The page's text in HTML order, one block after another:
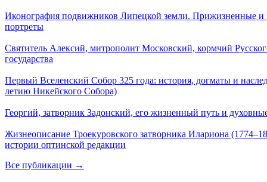
Иконография подвижников Липецкой земли. Прижизненные и
портреты
Святитель Алексий, митрополит Московский, кормчий
государства
Первый Вселенский Собор 325 года: история, догматы и
летию Никейского Собора)
Георгий, затворник Задонский, его жизненный путь и
Жизнеописание Троекуровского затворника Илариона
истории оптинской редакции
Все публикации →